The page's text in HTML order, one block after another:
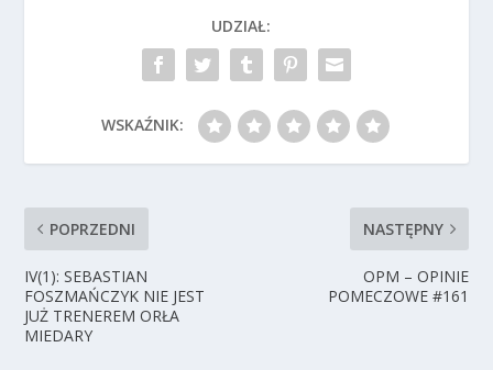
UDZIAŁ:
WSKAŹNIK:
POPRZEDNI
IV(1): SEBASTIAN
FOSZMAŃCZYK NIE JEST
JUŻ TRENEREM ORŁA
MIEDARY
NASTĘPNY
OPM – OPINIE
POMECZOWE #161